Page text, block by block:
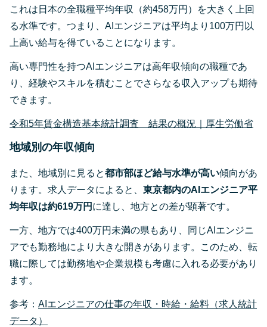
これは日本の全職種平均年収（約458万円）を大きく上回
る水準です。つまり、AIエンジニアは平均より100万円以
上高い給与を得ていることになります。
高い専門性を持つAIエンジニアは高年収傾向の職種であ
り、経験やスキルを積むことでさらなる収入アップも期待
できます。
令和5年賃金構造基本統計調査 結果の概況｜厚生労働省
地域別の年収傾向
また、地域別に見ると都市部ほど給与水準が高い傾向があ
ります。求人データによると、 東京都内のAIエンジニア平
均年収は約619万円 に達し、地方との差が顕著です​。
一方、地方では400万円未満の県もあり、同じAIエンジニ
アでも勤務地により大きな開きがあります。このため、転
職に際しては勤務地や企業規模も考慮に入れる必要があり
ます。
参考： AIエンジニアの仕事の年収・時給・給料（求人統計
データ）